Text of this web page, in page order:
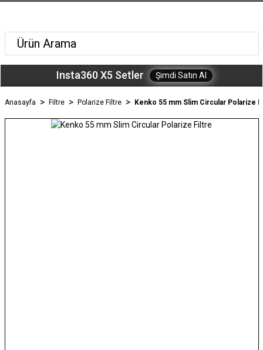
Insta360 X5 Setler Şimdi Satın Al
Anasayfa Filtre Polarize Filtre Kenko 55 mm Slim Circular Polarize